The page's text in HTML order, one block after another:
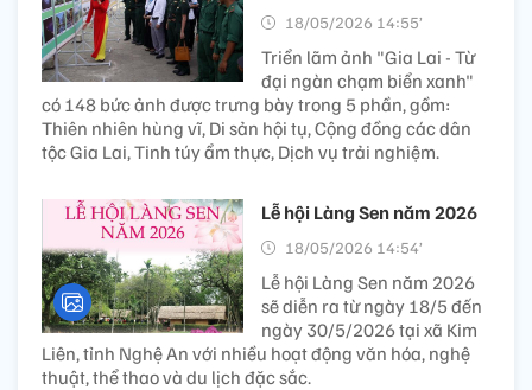
18/05/2026 14:55’
Triển lãm ảnh "Gia Lai - Từ
đại ngàn chạm biển xanh"
có 148 bức ảnh được trưng bày trong 5 phần, gồm:
Thiên nhiên hùng vĩ, Di sản hội tụ, Cộng đồng các dân
tộc Gia Lai, Tinh túy ẩm thực, Dịch vụ trải nghiệm.
Lễ hội Làng Sen năm 2026
18/05/2026 14:54’
Lễ hội Làng Sen năm 2026
sẽ diễn ra từ ngày 18/5 đến
ngày 30/5/2026 tại xã Kim
Liên, tỉnh Nghệ An với nhiều hoạt động văn hóa, nghệ
thuật, thể thao và du lịch đặc sắc.